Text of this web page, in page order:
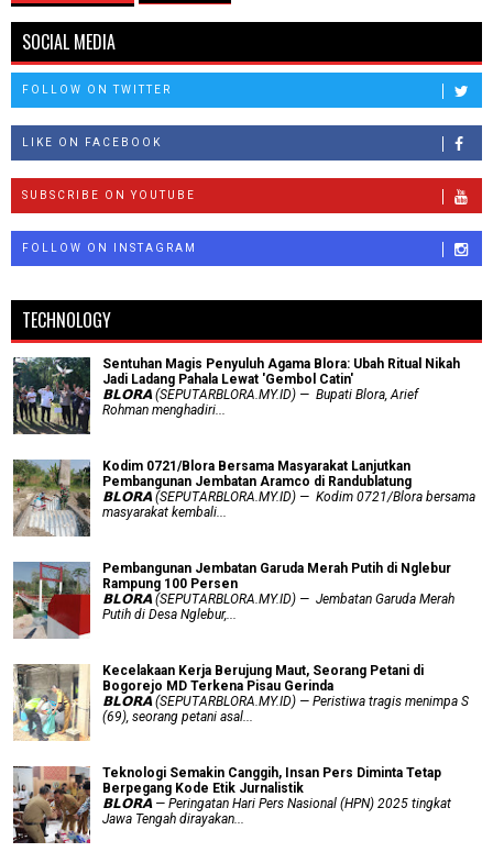
SOCIAL MEDIA
FOLLOW ON TWITTER
LIKE ON FACEBOOK
SUBSCRIBE ON YOUTUBE
FOLLOW ON INSTAGRAM
TECHNOLOGY
Sentuhan Magis Penyuluh Agama Blora: Ubah Ritual Nikah
Jadi Ladang Pahala Lewat 'Gembol Catin'
𝗕𝗟𝗢𝗥𝗔 (SEPUTARBLORA.MY.ID) — Bupati Blora, Arief
Rohman menghadiri...
Kodim 0721/Blora Bersama Masyarakat Lanjutkan
Pembangunan Jembatan Aramco di Randublatung
𝗕𝗟𝗢𝗥𝗔 (SEPUTARBLORA.MY.ID) — Kodim 0721/Blora bersama
masyarakat kembali...
Pembangunan Jembatan Garuda Merah Putih di Nglebur
Rampung 100 Persen
𝗕𝗟𝗢𝗥𝗔 (SEPUTARBLORA.MY.ID) — Jembatan Garuda Merah
Putih di Desa Nglebur,...
Kecelakaan Kerja Berujung Maut, Seorang Petani di
Bogorejo MD Terkena Pisau Gerinda
𝗕𝗟𝗢𝗥𝗔 (SEPUTARBLORA.MY.ID) — Peristiwa tragis menimpa S
(69), seorang petani asal...
Teknologi Semakin Canggih, Insan Pers Diminta Tetap
Berpegang Kode Etik Jurnalistik
𝗕𝗟𝗢𝗥𝗔 — Peringatan Hari Pers Nasional (HPN) 2025 tingkat
Jawa Tengah dirayakan...